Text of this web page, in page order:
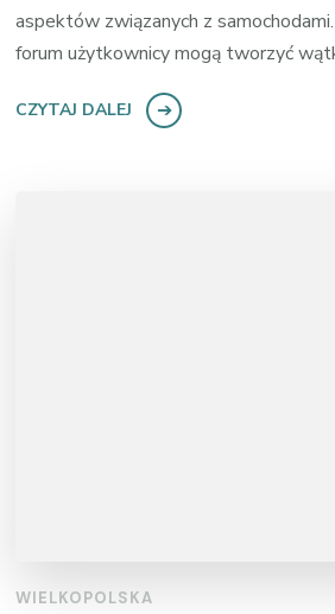
aspektów związanych z
forum użytkownicy mogą tworzyć
CZYTAJ DALEJ
WIELKOPOLSKA